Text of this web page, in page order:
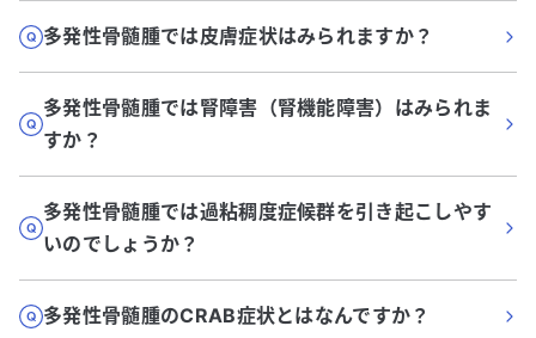
多発性骨髄腫では皮膚症状はみられますか？
多発性骨髄腫では腎障害（腎機能障害）はみられま
すか？
多発性骨髄腫では過粘稠度症候群を引き起こしやす
いのでしょうか？
多発性骨髄腫のCRAB症状とはなんですか？